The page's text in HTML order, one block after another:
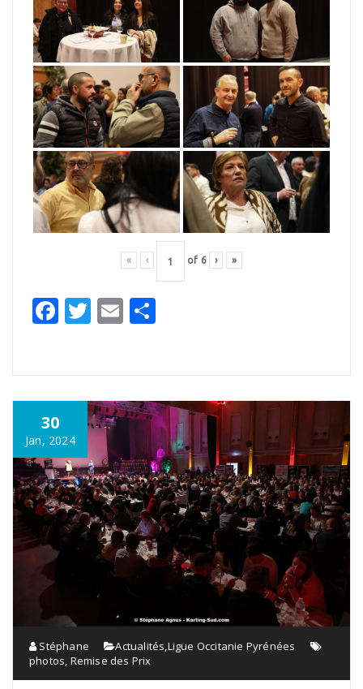
« ‹ of 6 › »
Facebook
Twitter
Email
30
Jan, 2024
Stéphane Actualités,Ligue Occitanie Pyrénées
photos, Remise des Prix